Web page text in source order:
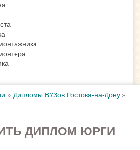
» Дипломы ВУЗов Ростова-на-Дону »
ДИПЛОМ ЮРГИ